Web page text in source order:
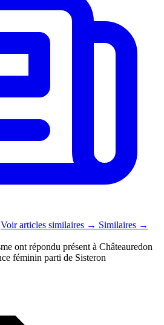
Voir articles similaires → Similaires →